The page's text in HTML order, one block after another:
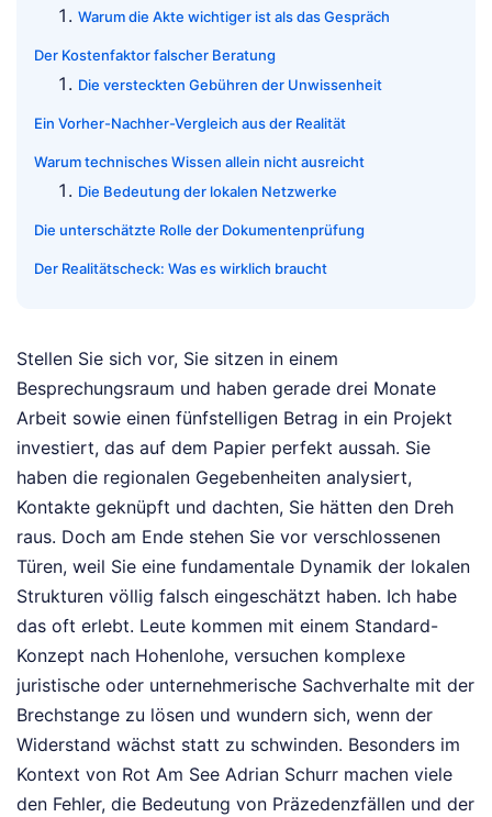
Warum die Akte wichtiger ist als das Gespräch
Der Kostenfaktor falscher Beratung
Die versteckten Gebühren der Unwissenheit
Ein Vorher-Nachher-Vergleich aus der Realität
Warum technisches Wissen allein nicht ausreicht
Die Bedeutung der lokalen Netzwerke
Die unterschätzte Rolle der Dokumentenprüfung
Der Realitätscheck: Was es wirklich braucht
Stellen Sie sich vor, Sie sitzen in einem
Besprechungsraum und haben gerade drei Monate
Arbeit sowie einen fünfstelligen Betrag in ein Projekt
investiert, das auf dem Papier perfekt aussah. Sie
haben die regionalen Gegebenheiten analysiert,
Kontakte geknüpft und dachten, Sie hätten den Dreh
raus. Doch am Ende stehen Sie vor verschlossenen
Türen, weil Sie eine fundamentale Dynamik der lokalen
Strukturen völlig falsch eingeschätzt haben. Ich habe
das oft erlebt. Leute kommen mit einem Standard-
Konzept nach Hohenlohe, versuchen komplexe
juristische oder unternehmerische Sachverhalte mit der
Brechstange zu lösen und wundern sich, wenn der
Widerstand wächst statt zu schwinden. Besonders im
Kontext von Rot Am See Adrian Schurr machen viele
den Fehler, die Bedeutung von Präzedenzfällen und der